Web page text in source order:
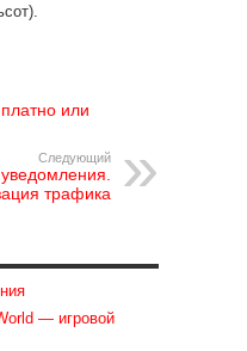
или
Следующий
трафика
— игровой